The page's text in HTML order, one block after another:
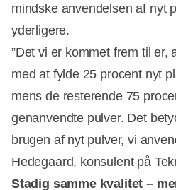
mindske anvendelsen af nyt
yderligere.
”Det vi er kommet frem til er,
med at fylde 25 procent nyt
mens de resterende 75
genanvendte pulver. Det
brugen af nyt pulver, vi
Hedegaard, konsulent på
Stadig samme kvalitet –